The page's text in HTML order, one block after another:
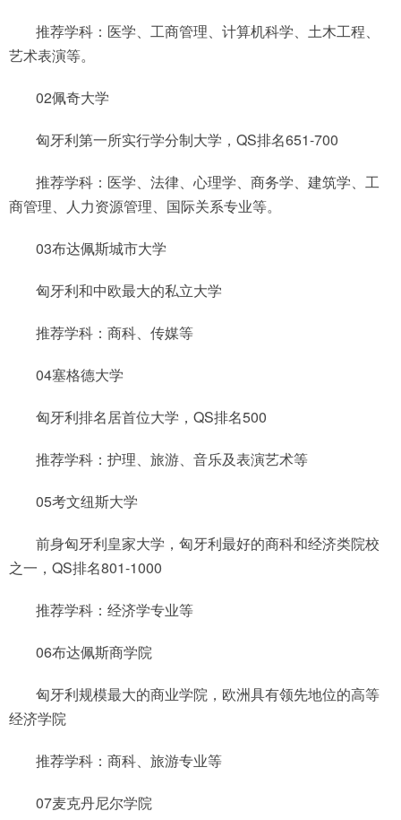
推荐学科：医学、工商管理、计算机科学、土木工程、
艺术表演等。
02佩奇大学
匈牙利第一所实行学分制大学，QS排名651-700
推荐学科：医学、法律、心理学、商务学、建筑学、工
商管理、人力资源管理、国际关系专业等。
03布达佩斯城市大学
匈牙利和中欧最大的私立大学
推荐学科：商科、传媒等
04塞格德大学
匈牙利排名居首位大学，QS排名500
推荐学科：护理、旅游、音乐及表演艺术等
05考文纽斯大学
前身匈牙利皇家大学，匈牙利最好的商科和经济类院校
之一，QS排名801-1000
推荐学科：经济学专业等
06布达佩斯商学院
匈牙利规模最大的商业学院，欧洲具有领先地位的高等
经济学院
推荐学科：商科、旅游专业等
07麦克丹尼尔学院